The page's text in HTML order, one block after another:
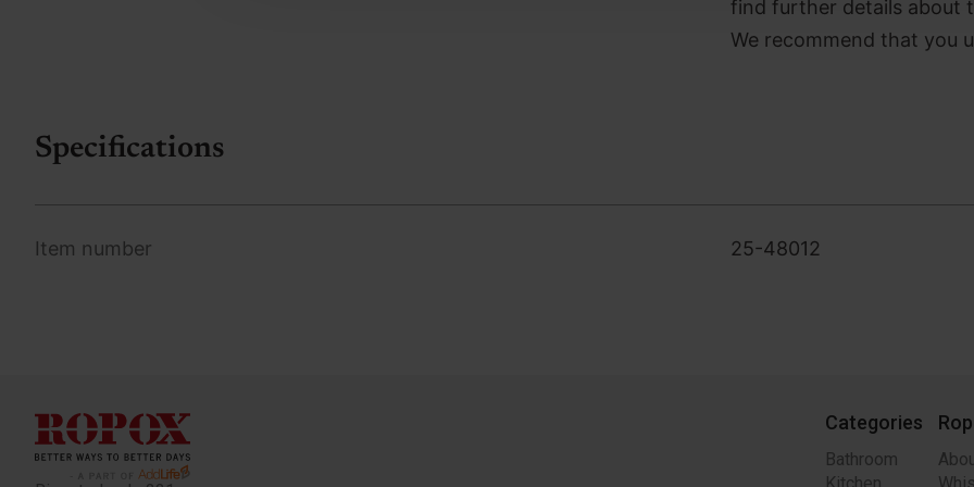
find further details about
We recommend that you
Specifications
Item number 25-48012
Categories
Bathroom